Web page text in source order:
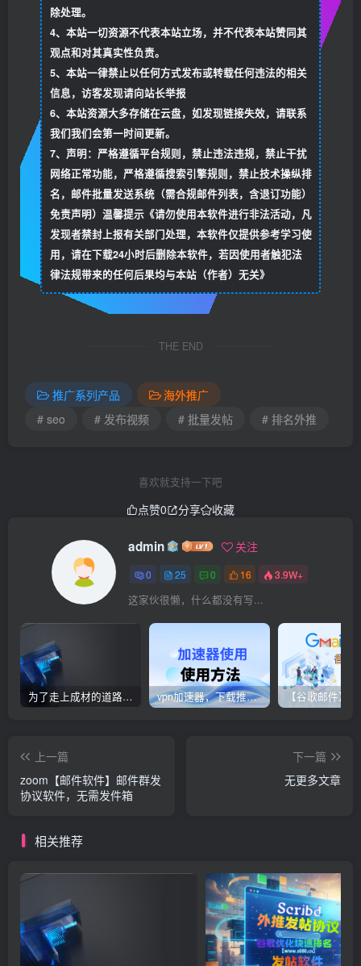
除处理。
4、本站一切资源不代表本站立场，并不代表本站赞同其
观点和对其真实性负责。
5、本站一律禁止以任何方式发布或转载任何违法的相关
信息，访客发现请向站长举报
6、本站资源大多存储在云盘，如发现链接失效，请联系
我们我们会第一时间更新。
7、声明：严格遵循平台规则，禁止违法违规，禁止干扰
网络正常功能，严格遵循搜索引擎规则，禁止技术操纵排
名，邮件批量发送系统（需合规邮件列表，含退订功能）
免责声明）温馨提示《请勿使用本软件进行非法活动，凡
发现者禁封上报有关部门处理，本软件仅提供参考学习使
用，请在下载24小时后删除本软件，若因使用者触犯法
律法规带来的任何后果均与本站（作者）无关》
THE END
推广系列产品
海外推广
# seo
# 发布视频 # 批量发帖 # 排名外推
喜欢就支持一下吧
点赞0 分享 收藏
admin 关注
0 25 0 16 3.9W+
这家伙很懒，什么都没有写...
为了走上成材的道路，钢铁决不惋惜璀璨的钢花被遗弃 vpn加速器，下载推荐和配置固定代理ip
上一篇
zoom【邮件软件】邮件群发
协议软件，无需发件箱
下一篇
无更多文章
相关推荐